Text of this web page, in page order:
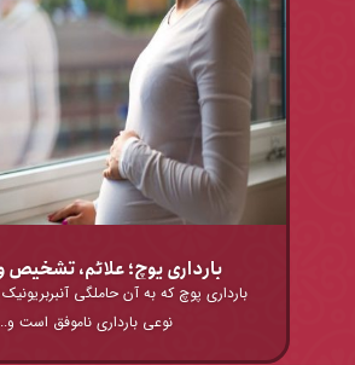
بارداری پوچ؛ علائم، تشخیص
بارداری پوچ که به آن حاملگی
نوعی بارداری ناموفق است